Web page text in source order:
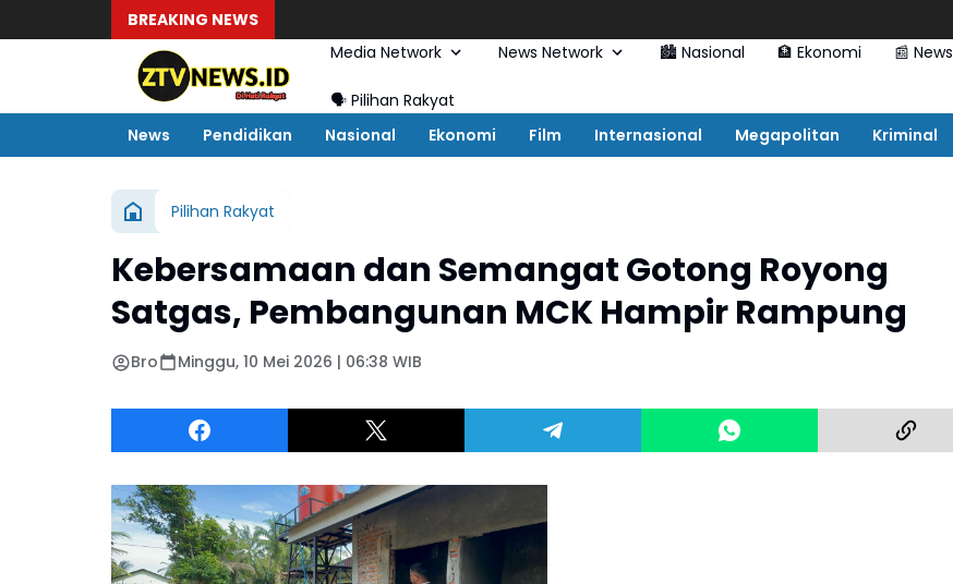
BREAKING NEWS
Media Network
News Network 🏙️ Nasional 🏦 Ekonomi 📰 News
🗣️ Pilihan Rakyat
News
Pendidikan Nasional Ekonomi Film Internasional Megapolitan Kriminal
Pilihan Rakyat
Kebersamaan dan Semangat Gotong Royong
Satgas, Pembangunan MCK Hampir Rampung
Bro Minggu, 10 Mei 2026 | 06:38 WIB